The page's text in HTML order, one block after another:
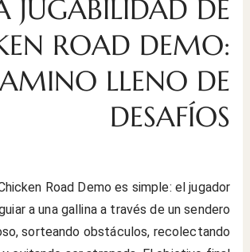
JUGABILIDAD DE
ROAD DEMO:
LLENO DE
DESAFÍOS
Road Demo es simple: el jugador
a una gallina a través de un sendero
sorteando obstáculos, recolectando